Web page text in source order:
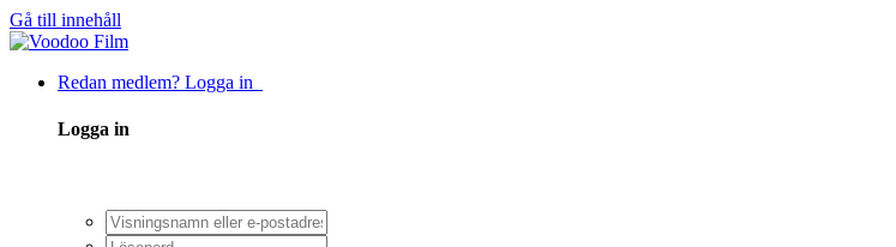
Gå till innehåll
Redan medlem? Logga in
Logga in